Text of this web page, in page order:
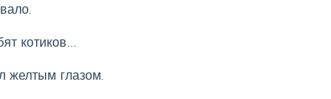
котиков…
желтым глазом.